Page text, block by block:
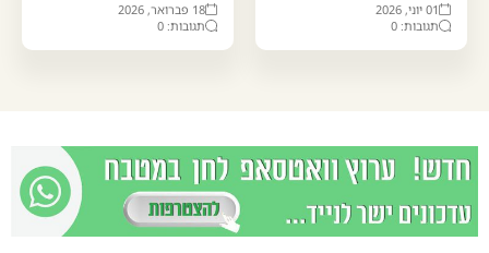
01 יוני, 2026
תגובות: 0
18 פברואר, 2026
תגובות: 0